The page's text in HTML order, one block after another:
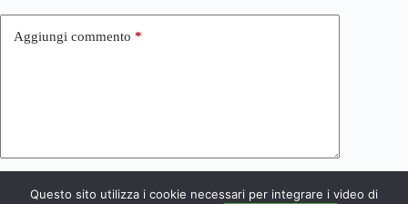
Aggiungi commento *
Invia commento
Questo sito utilizza i cookie necessari per integrare i video di